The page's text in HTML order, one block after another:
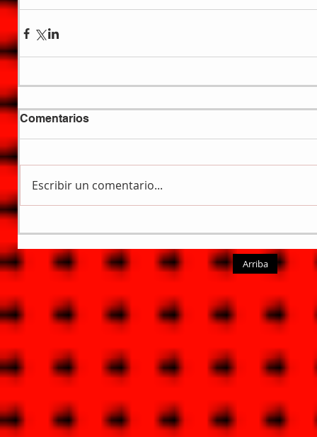
Comentarios
Escribir un comentario...
Arriba